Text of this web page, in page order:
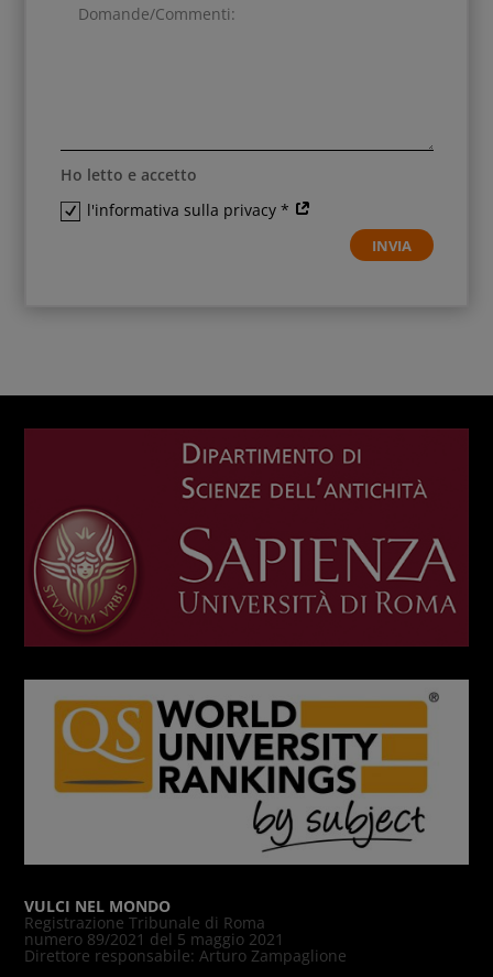
Ho letto e accetto
l'informativa sulla privacy *
INVIA
VULCI NEL MONDO
Registrazione Tribunale di Roma
numero 89/2021 del 5 maggio 2021
Direttore responsabile: Arturo Zampaglione